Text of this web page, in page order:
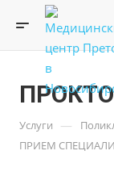
Услуги —
ПРИЕМ